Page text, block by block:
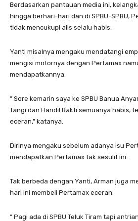
Berdasarkan pantauan media ini,
hingga berhari-hari dan di SPBU-SPBU,
tidak mencukupi alis selalu habis.
Yanti misalnya mengaku mendatangi
mengisi motornya dengan Pertamax
mendapatkannya.
” Sore kemarin saya ke SPBU Banua
Tangi dan Handil Bakti semuanya habis,
eceran,” katanya.
Dirinya mengaku sebelum adanya isu
mendapatkan Pertamax tak sesulit ini.
Tak berbeda dengan Yanti, Arman juga
hari ini membeli Pertamax eceran.
” Pagi ada di SPBU Teluk Tiram tapi